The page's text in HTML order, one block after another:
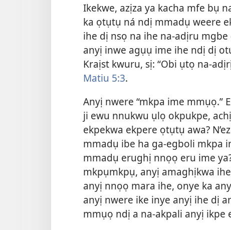
Ikekwe, azịza ya kacha mfe bụ
ka ọtụtụ ná ndị mmadụ weere
ihe dị nsọ na ihe na-adịru
anyị inwe agụụ ime ihe ndị dị
Kraịst kwuru, sị: “Obi ụtọ na-
Matiu 5:3.
Anyị nwere “mkpa ime mmụọ.”
ji ewu nnukwu ụlọ okpukpe,
ekpekwa ekpere ọtụtụ awa?
mmadụ ibe ha ga-egboli mkpa
mmadụ erughị nnọọ eru ime
mkpụmkpụ, anyị amaghịkwa
anyị nnọọ mara ihe, onye ka
anyị nwere ike inye anyị ihe dị
mmụọ ndị a na-akpali anyị ikpe